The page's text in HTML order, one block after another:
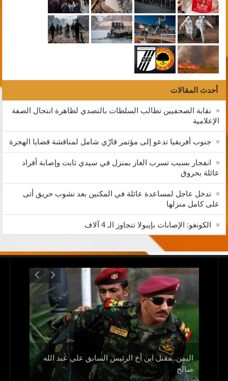
أحدث المقالات
نقابة الصحفيين تطالب السلطات بالتصدي لظاهرة انتحال الصفة
الإعلامية
جنوب أفريقيا تدعو إلى مؤتمر قارّي شامل لمناقشة قضايا الهجرة
انفجار بسبب تسرب الغاز بمنزل في سيدي ثابت وإصابة أفراد
عائلة بحروق
تدخل عاجل لمساعدة عائلة في المكنين بعد نشوب حريق أتى
على كامل منزلها
الكونغو: الإصابات بإيبولا تتجاوز الـ 4 آلاف
اليمن..مقتل ابن أخ الرئيس السابق علي عبد الله
صالح